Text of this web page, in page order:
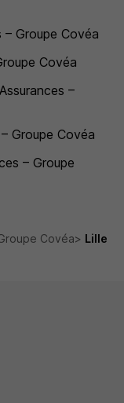
Groupe Covéa
Covéa
–
Groupe Covéa
– Groupe
Covéa Lille